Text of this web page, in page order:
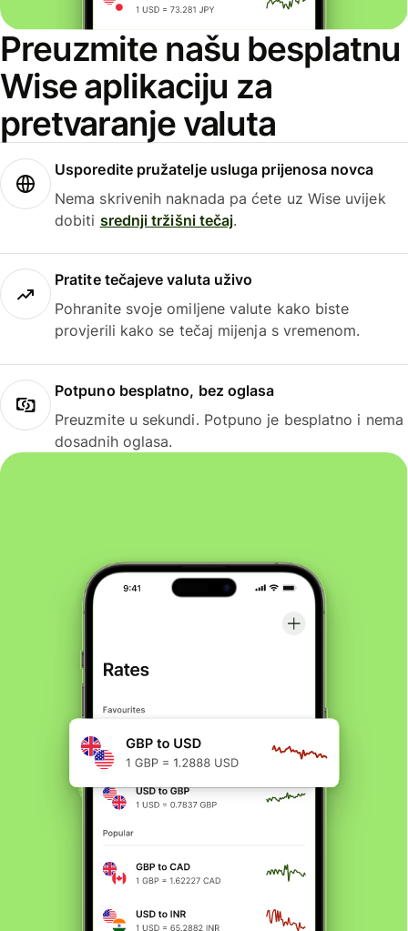
Preuzmite našu besplatnu
Wise aplikaciju za
pretvaranje valuta
Usporedite pružatelje usluga prijenosa novca
Nema skrivenih naknada pa ćete uz Wise uvijek
dobiti srednji tržišni tečaj.
Pratite tečajeve valuta uživo
Pohranite svoje omiljene valute kako biste
provjerili kako se tečaj mijenja s vremenom.
Potpuno besplatno, bez oglasa
Preuzmite u sekundi. Potpuno je besplatno i nema
dosadnih oglasa.